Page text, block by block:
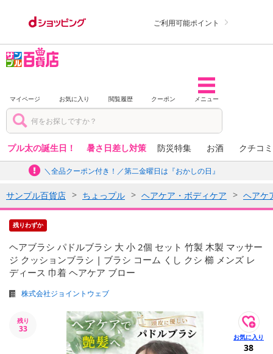
ご利用可能ポイント
マイページ お気に入り 閲覧履歴 クーポン メニュー
プル太の誕生日！ 暑さ日差し対策 防災特集 お酒 クチコ
＼全品クーポン付き！／第二金曜日は『おかしの日』
サンプル百貨店 ちょっプル ヘアケア・ボディケア ヘアケ
残りわずか
ヘアブラシ パドルブラシ 大 小 2個 セット 竹製 木製 マッサー
ジ クッションブラシ | ブラシ コーム くし クシ 櫛 メンズ レ
ディース 巾着 ヘアケア ブロー
株式会社ジョイントウェブ
残り
33
38